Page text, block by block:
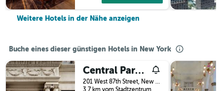
Weitere Hotels in der Nähe anzeigen
Buche eines dieser günstigen Hotels in New York
Central Park West Hostel
201 West 87th Street, New York, NY, USA
3,7 km vom Stadtzentrum